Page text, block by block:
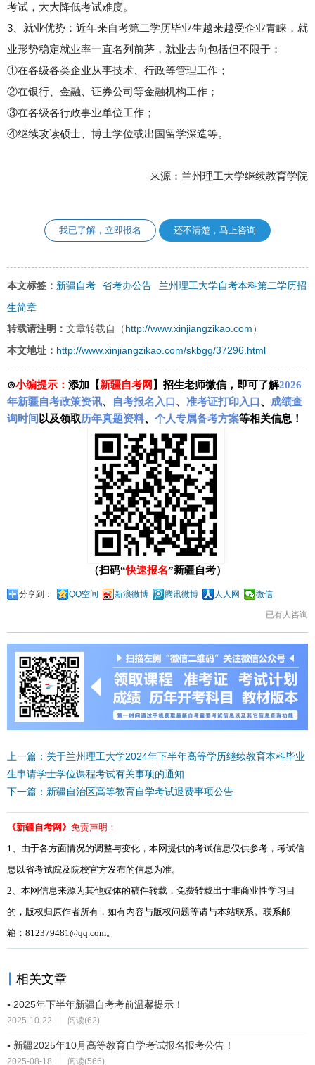
考试，大大降低考试难度。
3、就业优势：近年来自考第二学历毕业生越来越受企业青睐，就
业形势稳定就业率一直名列前茅，就业去向包括但不限于：
①在各级各类企业从事技术、行政等管理工作；
②在银行、金融、证券公司等金融机构工作；
③在各级各行政事业单位工作；
④继续攻读硕士、博士学位或出国留学深造等。
来源：兰州理工大学继续教育学院
我已了解，立即报名 还不清楚，马上咨询
本文标签： 新疆自考 省考办公告
兰州理工大学自考本科第二学历招
生简章
转载请注明： 文章转载自（ http://www.xinjiangzikao.com ）
本文地址： http://www.xinjiangzikao.com/skbgg/37296.html
⊙小编提示： 添加【新疆自考网 】招生老师微信，即可了解2026
年新疆自考政策资讯、 自考报名入口 、 准考证打印入口 、 成绩查
询时间 以及领取历年真题资料、 个人专属备考方案等相关信息！
（扫码“快速报名”新疆自考）
分享到： QQ空间 新浪微博 腾讯微博 人人网 微信
已有人咨询
上一篇：关于兰州理工大学2024年下半年高等学历继续教育本科毕业
生申请学士学位课程考试有关事项的通知
下一篇：新疆自治区高等教育自学考试退费事项公告
《新疆自考网》 免责声明：
1、由于各方面情况的调整与变化，本网提供的考试信息仅供参考，考试信
息以省考试院及院校官方发布的信息为准。
2、本网信息来源为其他媒体的稿件转载，免费转载出于非商业性学习目
的，版权归原作者所有，如有内容与版权问题等请与本站联系。联系邮
箱：812379481@qq.com。
相关文章
▪ 2025年下半年新疆自考考前温馨提示！
2025-10-22 阅读(62)
▪ 新疆2025年10月高等教育自学考试报名报考公告！
2025-08-18 阅读(566)